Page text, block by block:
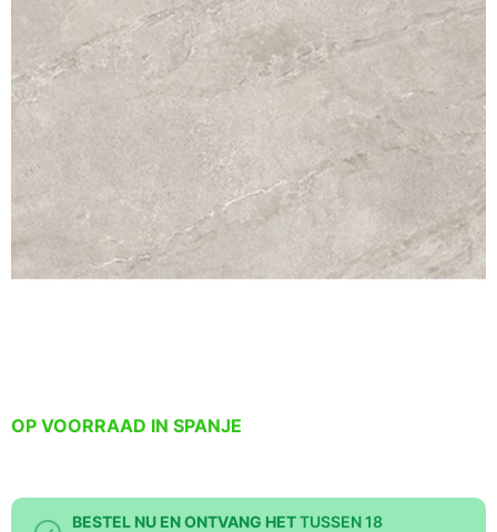
OP VOORRAAD IN SPANJE
BESTEL NU EN ONTVANG HETTUSSEN 18